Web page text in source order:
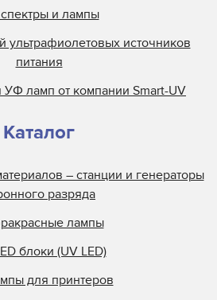
и лампы
ультрафиолетовых источников
питания
УФ ламп от компании Smart-UV
Каталог
– станции и генераторы
разряда
лампы
блоки (UV LED)
для принтеров